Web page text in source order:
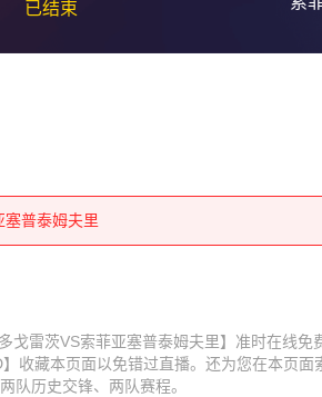
已结束
普泰姆夫里
普泰姆夫里
普泰姆夫里
普泰姆夫里
雷茨VS索菲亚塞普泰姆夫里】准时在线免
收藏本页面以免错过直播。还为您在本页面
队历史交锋、两队赛程。